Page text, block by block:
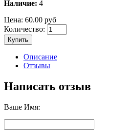
Наличие: 4
Цена: 60.00 руб
Количество:
Купить
Описание
Отзывы
Написать отзыв
Ваше Имя: